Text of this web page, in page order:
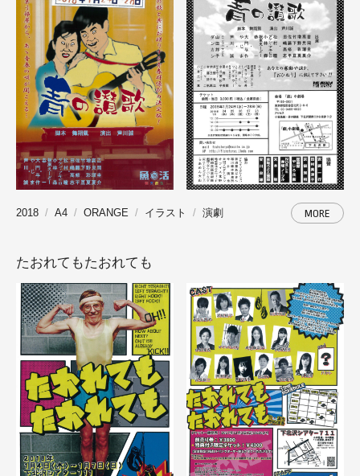
2018 A4 ORANGE イラスト 演劇 MORE
たおれてもたおれても